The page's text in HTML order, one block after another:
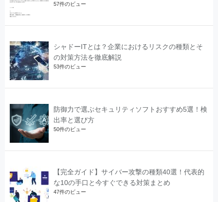
57件のビュー
シャドーITとは？企業におけるリスクの種類とそ
の対策方法を徹底解説
53件のビュー
防御力で選ぶセキュリティソフトおすすめ5選！検
出率と選び方
50件のビュー
【完全ガイド】サイバー攻撃の種類40選！代表的
な10の手口と今すぐできる対策まとめ
47件のビュー